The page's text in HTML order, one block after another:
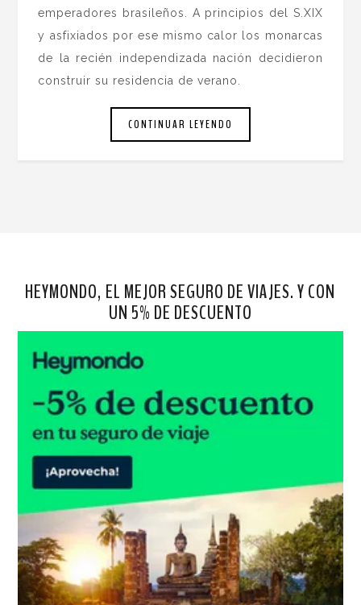
emperadores brasileños. A principios del S.XIX
y asfixiados por ese mismo calor los monarcas
de la recién independizada nación decidieron
construir su residencia de verano.
CONTINUAR LEYENDO
HEYMONDO, EL MEJOR SEGURO DE VIAJES. Y CON
UN 5% DE DESCUENTO